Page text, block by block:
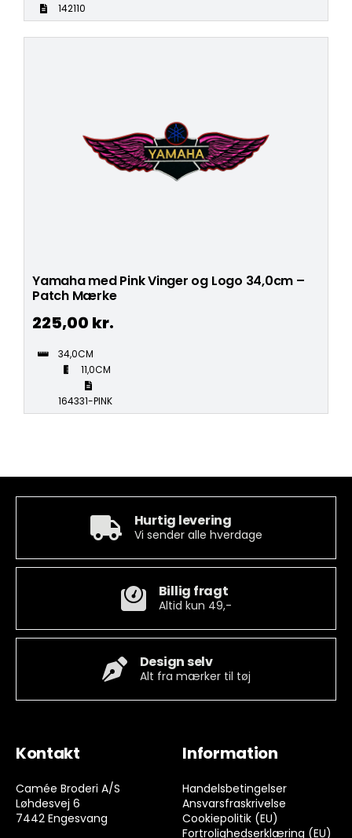
142110
Yamaha med Pink Vinger og Logo 34,0cm –
Patch Mærke
225,00 kr.
34,0CM
11,0CM
164331-PINK
Hurtig levering
Vi sender alle hverdage
Billig fragt
Altid kun 49,-
Design selv
Alt fra mærker til tøj
Kontakt
Camée Broderi A/S
Løhdesvej 6
7442 Engesvang
Information
Handelsbetingelser
Ansvarsfraskrivelse
Cookiepolitik (EU)
Fortrolighedserklæring (EU)